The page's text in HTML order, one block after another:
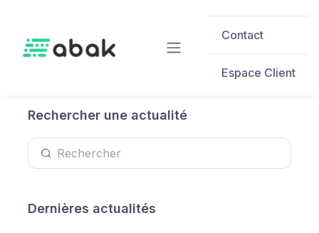
Contact
Espace Client
Rechercher une actualité
Dernières actualités